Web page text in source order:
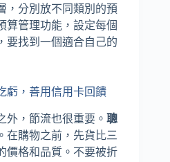
，分別放不同類別的預
算管理功能，設定每個
要找到一個適合自己的
虧，善用信用卡回饋
外，節流也很重要。 聰
在購物之前，先貨比三
價格和品質。不要被折